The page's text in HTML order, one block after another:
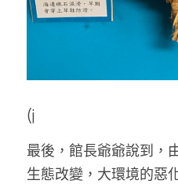
(j
最後，館長爺爺說到，
生態改變，大環境的惡